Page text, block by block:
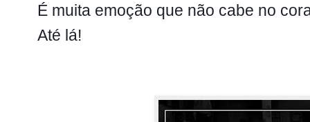
É muita emoção que não cabe no
Até lá!